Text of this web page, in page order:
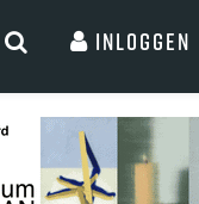
Inloggen